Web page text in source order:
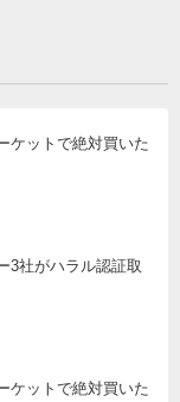
ケットで絶対買いた
3社がハラル認証取
ケットで絶対買いた